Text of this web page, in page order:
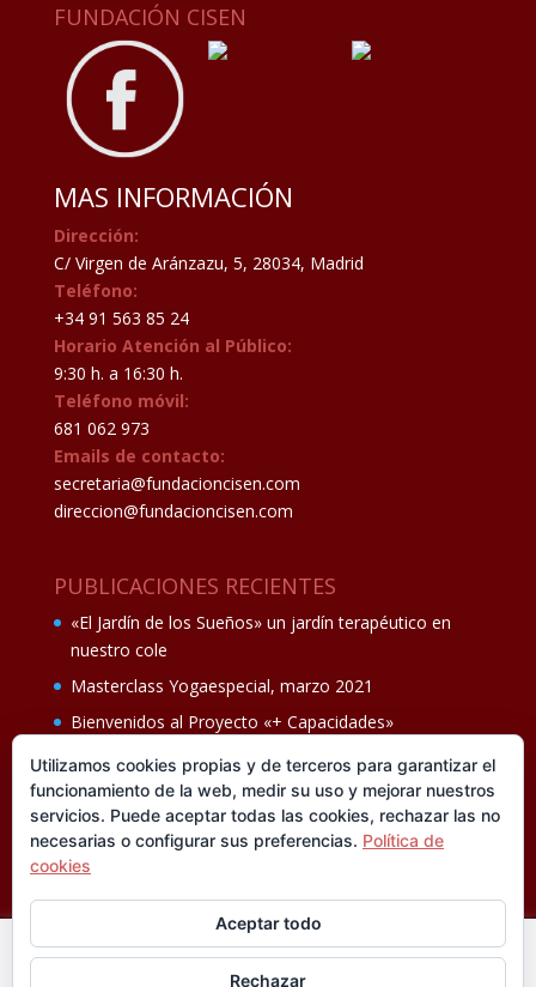
FUNDACIÓN CISEN
MAS INFORMACIÓN
Dirección:
C/ Virgen de Aránzazu, 5, 28034, Madrid
Teléfono:
+34 91 563 85 24
Horario Atención al Público:
9:30 h. a 16:30 h.
Teléfono móvil:
681 062 973
Emails de contacto:
secretaria@fundacioncisen.com
direccion@fundacioncisen.com
PUBLICACIONES RECIENTES
«El Jardín de los Sueños» un jardín terapéutico en
nuestro cole
Masterclass Yogaespecial, marzo 2021
Bienvenidos al Proyecto «+ Capacidades»
Fiesta de fin de curso Los oficios 14 de junio
Ganadores del II Programa educativo Cuídate +
En esta web utilizamos cookies analíticas, propias y de
Utilizamos cookies propias y de terceros para garantizar el
funcionamiento de la web, medir su uso y mejorar nuestros
servicios. Puede aceptar todas las cookies, rechazar las no
necesarias o configurar sus preferencias. Política de
cookies
Aceptar todo
Rechazar